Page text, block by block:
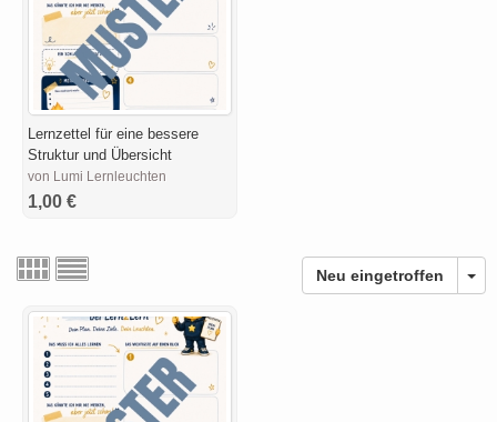
Lernzettel für eine bessere
Struktur und Übersicht
von Lumi Lernleuchten
1,00 €
Neu eingetroffen